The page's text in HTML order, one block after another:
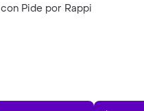
con Pide por Rappi
App Store